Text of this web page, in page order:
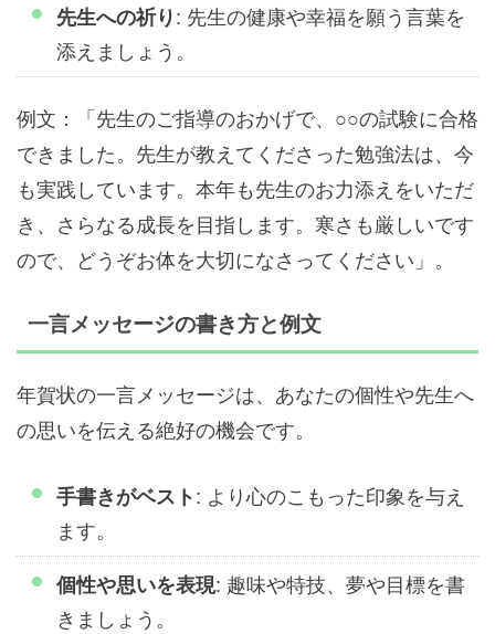
先生への祈り: 先生の健康や幸福を願う言葉を
添えましょう。
例文：「先生のご指導のおかげで、○○の試験に合格
できました。先生が教えてくださった勉強法は、今
も実践しています。本年も先生のお力添えをいただ
き、さらなる成長を目指します。寒さも厳しいです
ので、どうぞお体を大切になさってください」。
一言メッセージの書き方と例文
年賀状の一言メッセージは、あなたの個性や先生へ
の思いを伝える絶好の機会です。
手書きがベスト: より心のこもった印象を与え
ます。
個性や思いを表現: 趣味や特技、夢や目標を書
きましょう。